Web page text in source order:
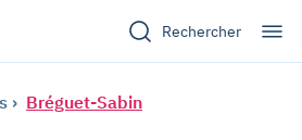
Rechercher
Bréguet-Sabin